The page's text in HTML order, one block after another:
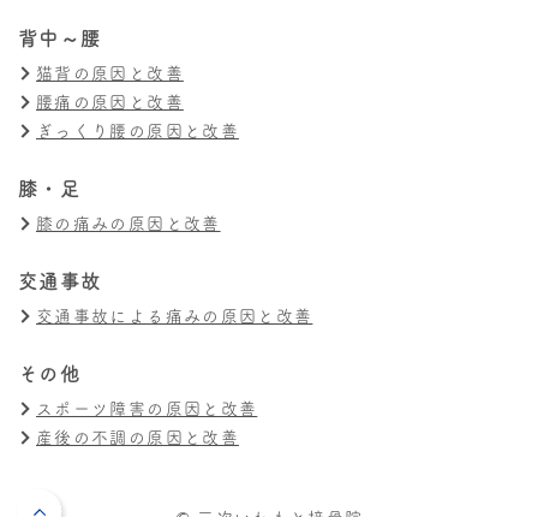
背中～腰
猫背の原因と改善
腰痛の原因と改善
ぎっくり腰の原因と改善
膝・足
膝の痛みの原因と改善
交通事故
交通事故による痛みの原因と改善
その他
スポーツ障害の原因と改善
産後の不調の原因と改善